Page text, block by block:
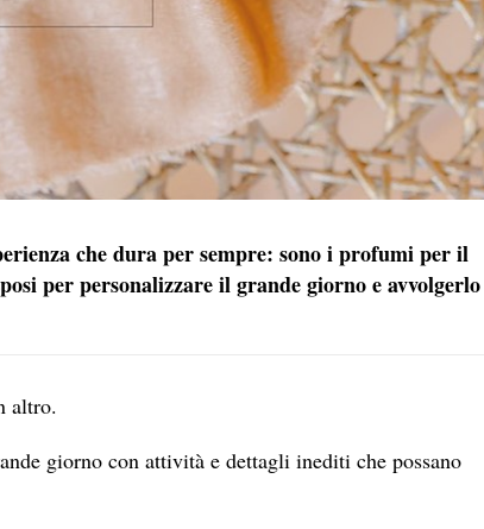
che dura per sempre: sono i profumi per il
per personalizzare il grande giorno e avvolgerlo
altro.
giorno con attività e dettagli inediti che possano